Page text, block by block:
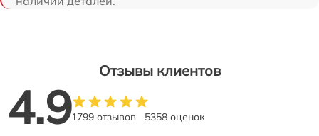
Отзывы клиентов
4.91799 отзывов 5358 оценок